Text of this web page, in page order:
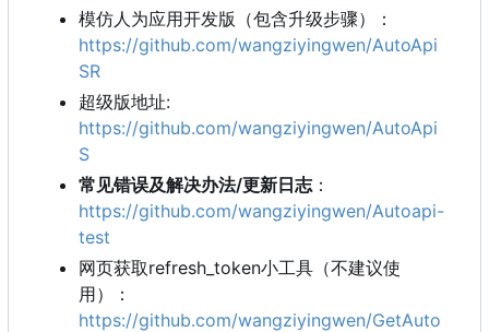
模仿人为应用开发版（包含升级步骤）：
https://github.com/wangziyingwen/AutoApi
SR
超级版地址:
https://github.com/wangziyingwen/AutoApi
S
常见错误及解决办法/更新日志 ：
https://github.com/wangziyingwen/Autoapi-
test
网页获取refresh_token小工具（不建议使
用）：
https://github.com/wangziyingwen/GetAuto